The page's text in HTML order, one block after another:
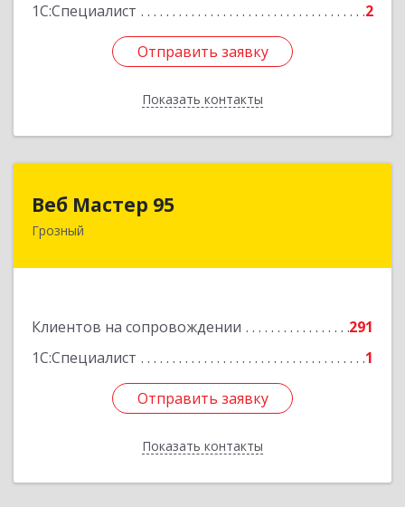
1С:Специалист
2
Отправить заявку
Показать контакты
Отправить заявку
Назад
Веб Мастер 95
Грозный
Клиентов на сопровождении
291
1С:Специалист
1
Отправить заявку
Показать контакты
Подробнее
Отправить заявку
Назад